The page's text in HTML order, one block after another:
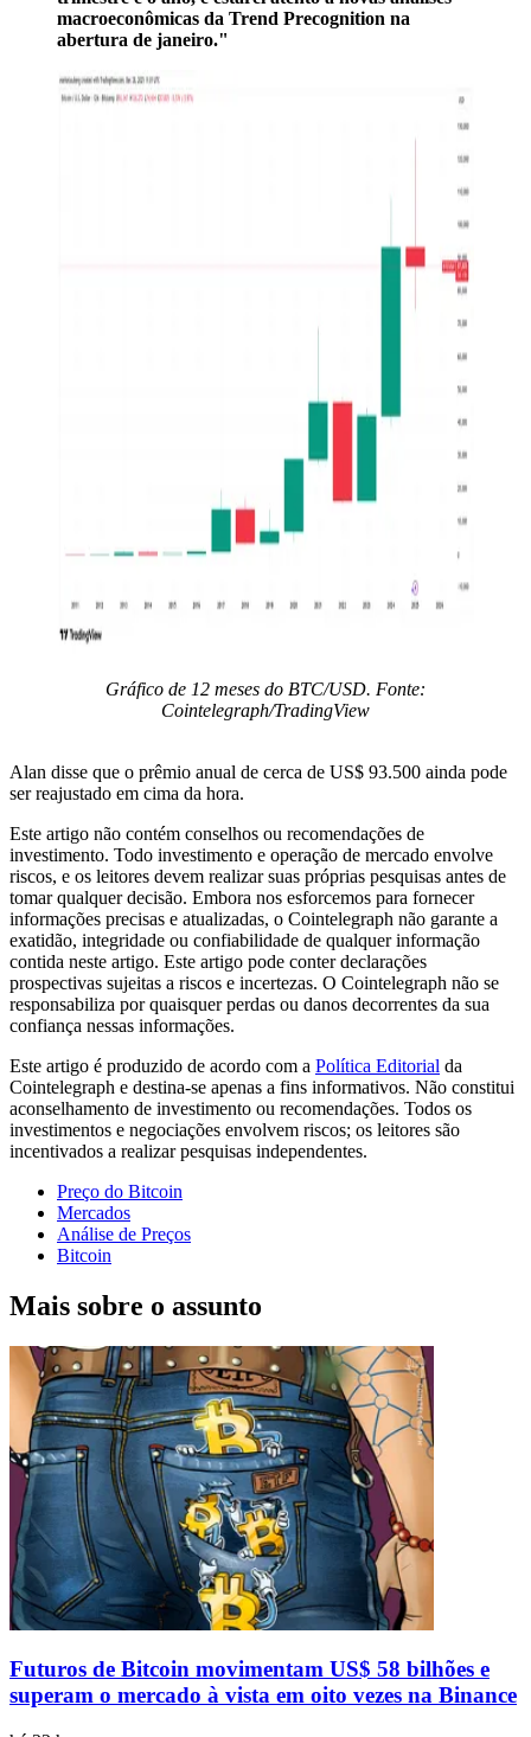
macroeconômicas da Trend Precognition na
abertura de janeiro."
Gráfico de 12 meses do BTC/USD. Fonte:
Cointelegraph/TradingView
Alan disse que o prêmio anual de cerca de US$ 93.500 ainda pode
ser reajustado em cima da hora.
Este artigo não contém conselhos ou recomendações de
investimento. Todo investimento e operação de mercado envolve
riscos, e os leitores devem realizar suas próprias pesquisas antes de
tomar qualquer decisão. Embora nos esforcemos para fornecer
informações precisas e atualizadas, o Cointelegraph não garante a
exatidão, integridade ou confiabilidade de qualquer informação
contida neste artigo. Este artigo pode conter declarações
prospectivas sujeitas a riscos e incertezas. O Cointelegraph não se
responsabiliza por quaisquer perdas ou danos decorrentes da sua
confiança nessas informações.
Este artigo é produzido de acordo com a Política Editorial da
Cointelegraph e destina-se apenas a fins informativos. Não constitui
aconselhamento de investimento ou recomendações. Todos os
investimentos e negociações envolvem riscos; os leitores são
incentivados a realizar pesquisas independentes.
Preço do Bitcoin
Mercados
Análise de Preços
Bitcoin
Mais sobre o assunto
Futuros de Bitcoin movimentam US$ 58 bilhões e
superam o mercado à vista em oito vezes na Binance